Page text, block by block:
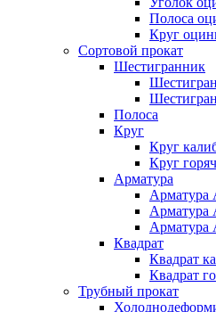
Полоса
Круг
Сортовой прокат
Шестигранник
Полоса
Круг
Круг
Круг
Арматура
Арматура
Арматура
Арматура
Квадрат
Квадрат
Квадрат
Трубный прокат